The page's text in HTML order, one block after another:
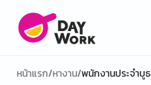
หน้าแรก/หางาน/พนักงานประจำบูธ